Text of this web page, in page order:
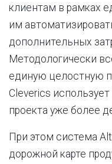
клиентам в рамках
им
дополнительных
Методологически
единую целостную
Cleverics
проекта уже более
При этом система
дорожной карте